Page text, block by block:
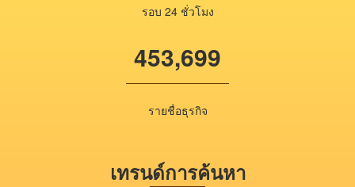
รอบ 24 ชั่วโมง
453,699
รายชื่อธุรกิจ
เทรนด์การค้นหา